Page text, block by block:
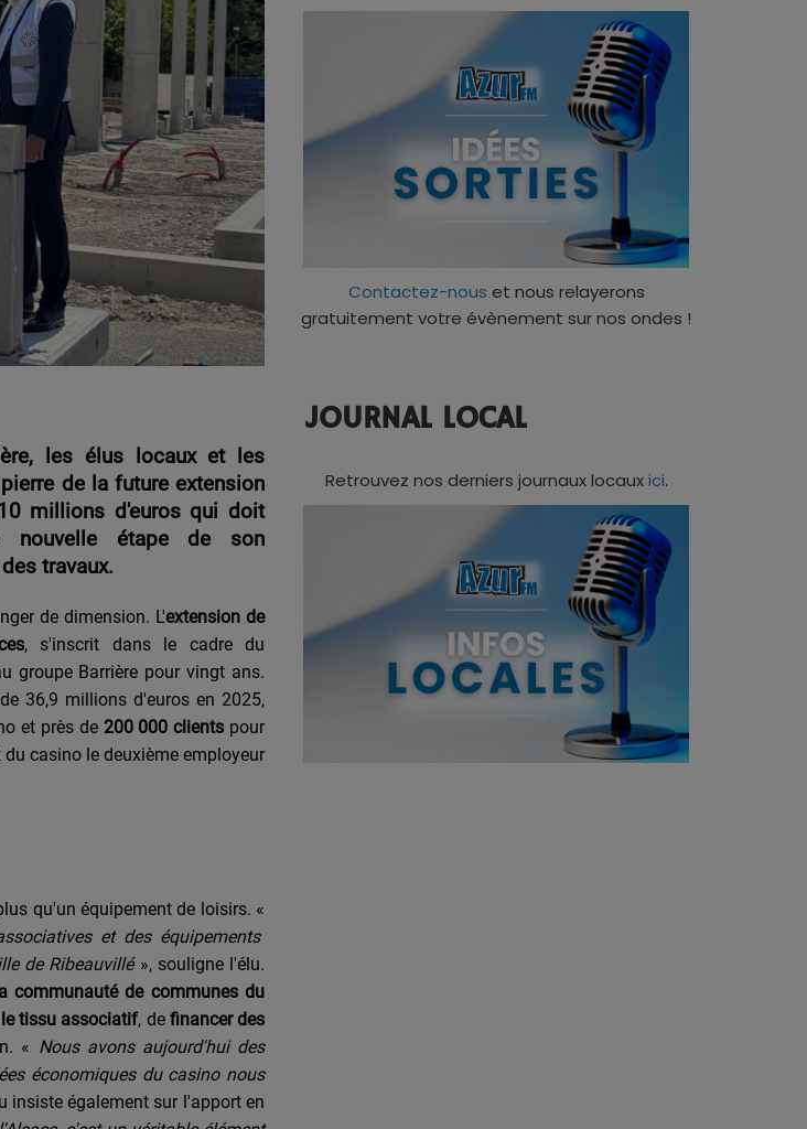
les élus locaux et les
de la future extension
millions d'euros qui doit
nouvelle étape de son
travaux.
de dimension. L'extension de
, s'inscrit dans le cadre du
groupe Barrière pour vingt ans.
36,9 millions d'euros en 2025,
et près de 200 000 clients pour
casino le deuxième employeur
qu'un équipement de loisirs. «
et des équipements
de Ribeauvillé », souligne l'élu.
communauté de communes du
tissu associatif, de financer des
« Nous avons aujourd'hui des
économiques du casino nous
insiste également sur l'apport en
Contactez-nous et nous relayerons
gratuitement votre évènement sur nos ondes !
JOURNAL LOCAL
Retrouvez nos derniers journaux locauxici.